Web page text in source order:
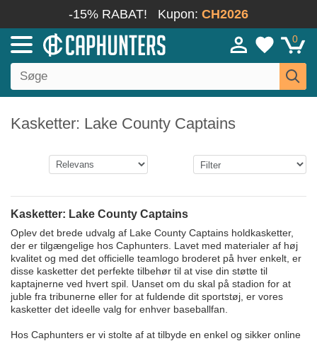
-15% RABAT! Kupon: CH2026
0
Kasketter: Lake County Captains
Kasketter: Lake County Captains
Oplev det brede udvalg af Lake County Captains holdkasketter,
der er tilgængelige hos Caphunters. Lavet med materialer af høj
kvalitet og med det officielle teamlogo broderet på hver enkelt, er
disse kasketter det perfekte tilbehør til at vise din støtte til
kaptajnerne ved hvert spil. Uanset om du skal på stadion for at
juble fra tribunerne eller for at fuldende dit sportstøj, er vores
kasketter det ideelle valg for enhver baseballfan.
Hos Caphunters er vi stolte af at tilbyde en enkel og sikker online